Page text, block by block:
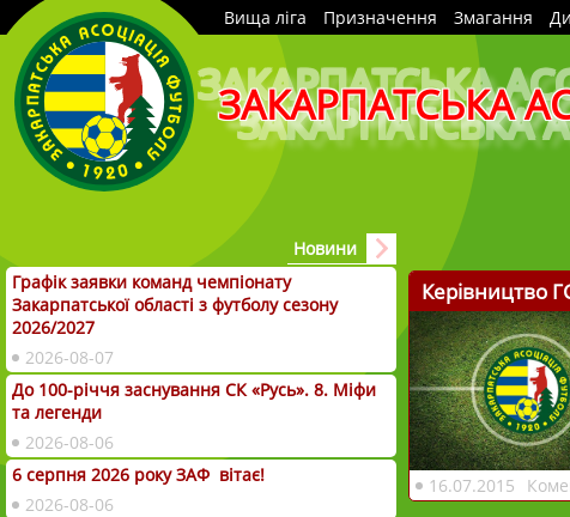
Вища ліга Призначення Змагання
ЗАКАРПАТСЬКА
Керівництво
16.07.2015
Новини
Графік заявки команд чемпіонату
Закарпатської області з футболу сезону
2026/2027
2026-08-07
До 100-річчя заснування СК «Русь». 8. Міфи
та легенди
2026-08-06
6 серпня 2026 року ЗАФ вітає!
2026-08-06